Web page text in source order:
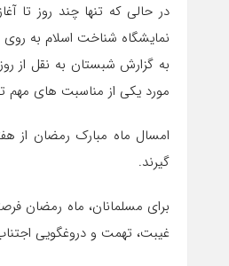
در حالی که تنها چند روز تا
نمایشگاه شناخت اسلام به روی
مورد یکی از مناسبت های مهم
امسال ماه مبارک رمضان از
گیرند.
برای مسلمانان، ماه رمضان
غیبت، تهمت و دروغگویی